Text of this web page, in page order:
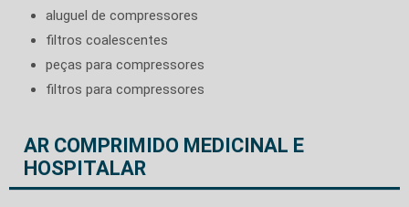
aluguel de compressores
filtros coalescentes
peças para compressores
filtros para compressores
AR COMPRIMIDO MEDICINAL E
HOSPITALAR